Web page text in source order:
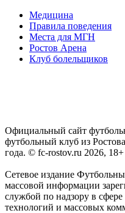
Медицина
Правила поведения
Места для МГН
Ростов Арена
Клуб болельщиков
Официальный сайт
футбольный клуб из
года. © fc-rostov.ru 2026, 18+
Сетевое издание
массовой информации
службой по надзору в
технологий и массовых